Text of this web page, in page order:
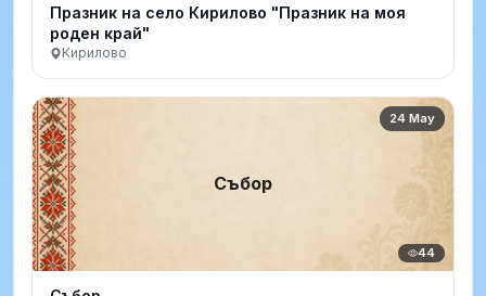
Празник на село Кирилово "Празник на моя
роден край"
Кирилово
Събор
24 May
44